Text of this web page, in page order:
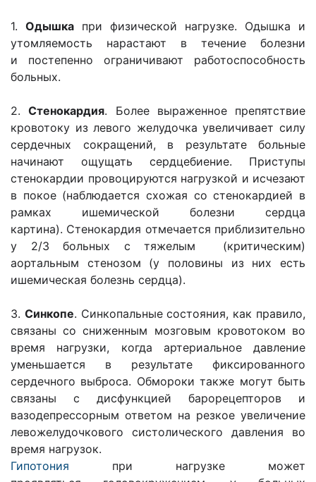
1. Одышка при физической нагрузке. Одышка и
утомляемость нарастают в течение болезни
и постепенно ограничивают работоспособность
больных.
2.Стенокардия. Более выраженное препятствие
кровотоку из левого желудочка увеличивает силу
сердечных сокращений, в результате больные
начинают ощущать сердцебиение. Приступы
стенокардии провоцируются нагрузкой и исчезают
в покое (наблюдается схожая со стенокардией в
рамках ишемической болезни сердца
картина). Стенокардия отмечается приблизительно
у 2/3 больных с тяжелым (критическим)
аортальным стенозом (у половины из них есть
ишемическая болезнь сердца).
3. Синкопе. Синкопальные состояния, как правило,
связаны со сниженным мозговым кровотоком во
время нагрузки, когда артериальное давление
уменьшается в результате фиксированного
сердечного выброса. Обмороки также могут быть
связаны с дисфункцией барорецепторов и
вазодепрессорным ответом на резкое увеличение
левожелудочкового систолического давления во
время нагрузок.
Гипотония при нагрузке может